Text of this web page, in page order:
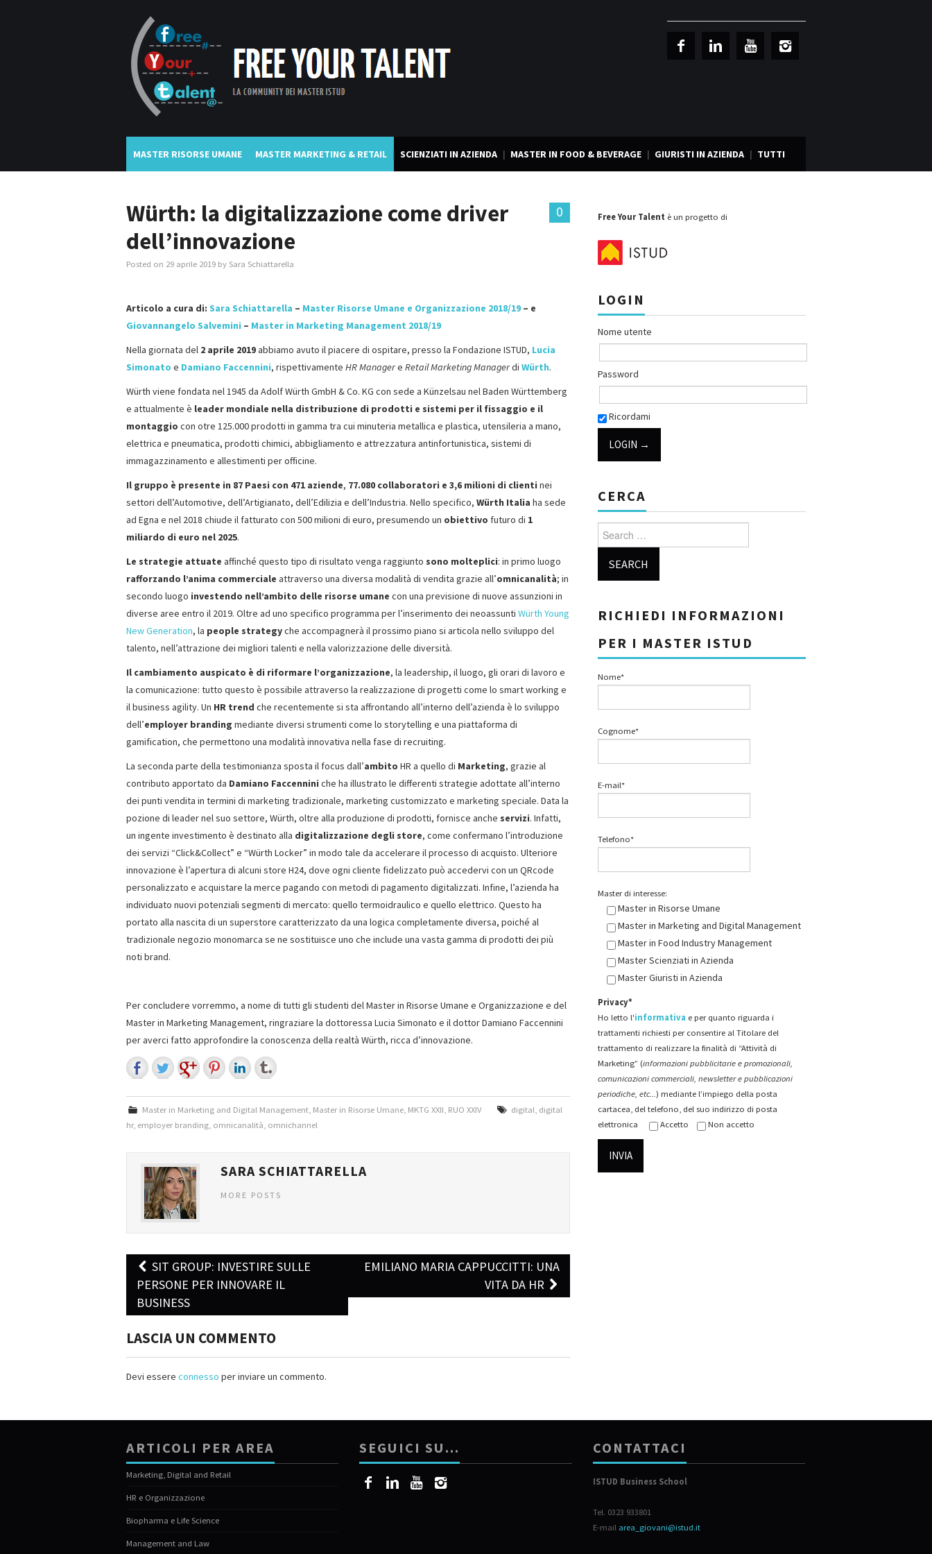
MASTER RISORSE UMANE MASTER MARKETING & RETAIL SCIENZIATI IN AZIENDA MASTER IN FOOD & BEVERAGE GIURISTI IN AZIENDA TUTTI
0
Würth: la digitalizzazione come driver
dell’innovazione
Posted on 29 aprile 2019 by Sara Schiattarella
Articolo a cura di: Sara Schiattarella – Master Risorse Umane e Organizzazione 2018/19 – e
Giovannangelo Salvemini – Master in Marketing Management 2018/19
Nella giornata del 2 aprile 2019abbiamo avuto il piacere di ospitare, presso la Fondazione ISTUD, Lucia
Simonato e Damiano Faccennini, rispettivamente HR Managere Retail Marketing Managerdi Würth.
Würth viene fondata nel 1945 da Adolf Würth GmbH & Co. KG con sede a Künzelsau nel Baden Württemberg
e attualmente è leader mondiale nella distribuzione di prodotti e sistemi per il fissaggio e il
montaggio con otre 125.000 prodotti in gamma tra cui minuteria metallica e plastica, utensileria a mano,
elettrica e pneumatica, prodotti chimici, abbigliamento e attrezzatura antinfortunistica, sistemi di
immagazzinamento e allestimenti per officine.
Il gruppo è presente in 87 Paesi con 471 aziende, 77.080 collaboratori e 3,6 milioni di clienti nei
settori dell’Automotive, dell’Artigianato, dell’Edilizia e dell’Industria. Nello specifico, Würth Italia ha sede
ad Egna e nel 2018 chiude il fatturato con 500 milioni di euro, presumendo un obiettivo futuro di 1
miliardo di euro nel 2025.
Le strategie attuate affinché questo tipo di risultato venga raggiunto sono molteplici: in primo luogo
rafforzando l’anima commerciale attraverso una diversa modalità di vendita grazie all’omnicanalità; in
secondo luogo investendo nell’ambito delle risorse umane con una previsione di nuove assunzioni in
diverse aree entro il 2019. Oltre ad uno specifico programma per l’inserimento dei neoassunti Würth Young
New Generation, la people strategyche accompagnerà il prossimo piano si articola nello sviluppo del
talento, nell’attrazione dei migliori talenti e nella valorizzazione delle diversità.
Il cambiamento auspicato è di riformare l’organizzazione, la leadership, il luogo, gli orari di lavoro e
la comunicazione: tutto questo è possibile attraverso la realizzazione di progetti come lo smart working e
il business agility. Un HR trend che recentemente si sta affrontando all’interno dell’azienda è lo sviluppo
dell’employer branding mediante diversi strumenti come lo storytelling e una piattaforma di
gamification, che permettono una modalità innovativa nella fase di recruiting.
La seconda parte della testimonianza sposta il focus dall’ambito HR a quello di Marketing, grazie al
contributo apportato da Damiano Faccennini che ha illustrato le differenti strategie adottate all’interno
dei punti vendita in termini di marketing tradizionale, marketing customizzato e marketing speciale. Data la
pozione di leader nel suo settore, Würth, oltre alla produzione di prodotti, fornisce anche servizi. Infatti,
un ingente investimento è destinato alla digitalizzazione degli store, come confermano l’introduzione
dei servizi “Click&Collect” e “Würth Locker” in modo tale da accelerare il processo di acquisto. Ulteriore
innovazione è l’apertura di alcuni store H24, dove ogni cliente fidelizzato può accedervi con un QRcode
personalizzato e acquistare la merce pagando con metodi di pagamento digitalizzati. Infine, l’azienda ha
individuato nuovi potenziali segmenti di mercato: quello termoidraulico e quello elettrico. Questo ha
portato alla nascita di un superstore caratterizzato da una logica completamente diversa, poiché al
tradizionale negozio monomarca se ne sostituisce uno che include una vasta gamma di prodotti dei più
noti brand.
Per concludere vorremmo, a nome di tutti gli studenti del Master in Risorse Umane e Organizzazione e del
Master in Marketing Management, ringraziare la dottoressa Lucia Simonato e il dottor Damiano Faccennini
per averci fatto approfondire la conoscenza della realtà Würth, ricca d’innovazione.
Master in Marketing and Digital Management, Master in Risorse Umane, MKTG XXII, RUO XXIV digital, digital
hr, employer branding, omnicanalità, omnichannel
SARA SCHIATTARELLA
MORE POSTS
Post navigation
SIT GROUP: INVESTIRE SULLE
PERSONE PER INNOVARE IL
BUSINESS
EMILIANO MARIA CAPPUCCITTI: UNA
VITA DA HR
LASCIA UN COMMENTO
Devi essere connesso per inviare un commento.
Free Your Talent è un progetto di
LOGIN
Nome utente
Password
Ricordami
CERCA
Search for:
RICHIEDI INFORMAZIONI
PER I MASTER ISTUD
Nome*
Cognome*
E-mail*
Telefono*
Master di interesse:
Master in Risorse Umane
Master in Marketing and Digital Management
Master in Food Industry Management
Master Scienziati in Azienda
Master Giuristi in Azienda
Privacy*
Ho letto l'informativa e per quanto riguarda i
trattamenti richiesti per consentire al Titolare del
trattamento di realizzare la finalità di “Attività di
Marketing” (informazioni pubblicitarie e promozionali,
comunicazioni commerciali, newsletter e pubblicazioni
periodiche, etc...) mediante l’impiego della posta
cartacea, del telefono, del suo indirizzo di posta
elettronica
Accetto Non accetto
ARTICOLI PER AREA
Marketing, Digital and Retail
HR e Organizzazione
Biopharma e Life Science
Management and Law
SEGUICI SU… CONTATTACI
ISTUD Business School
Tel. 0323 933801
E-mail area_giovani@istud.it